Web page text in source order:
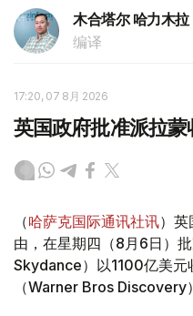
木合塔尔 哈力木拉
编译
17:20, 07 8月 2026
英国政府批准派拉
（哈萨克国际通讯社讯）
由，在星期四（8月6日）
Skydance）以1100亿美元
（Warner Bros Discovery